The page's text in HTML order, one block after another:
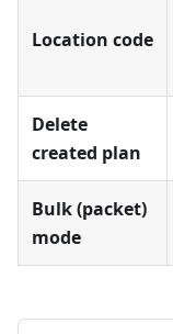
Location code
Delete
created plan
Bulk (packet)
mode